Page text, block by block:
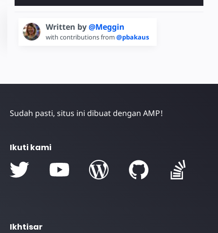
Written by@Meggin
with contributions from @pbakaus
Sudah pasti, situs ini dibuat dengan AMP!
Ikuti kami
Ikhtisar